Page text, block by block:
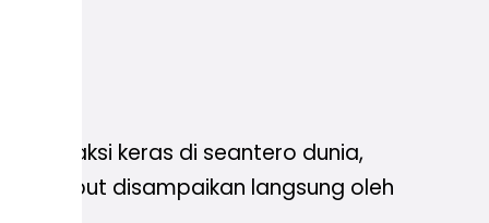
reaksi keras di seantero dunia,
tersebut disampaikan langsung oleh